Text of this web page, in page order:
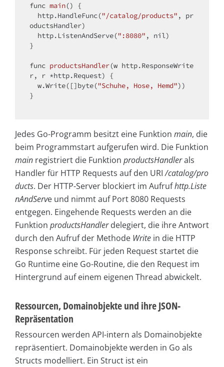
func main()
{
  http.HandleFunc(
"/catalog/products" , pr
oductsHandler)
  http.ListenAndServe(
":8080" , nil)
}
func productsHandler(w http.ResponseWrite
r, r *http.Request)
{
  w.Write([]
byte("Schuhe, Hose, Hemd"))
}
Jedes Go-Programm besitzt eine Funktion main, die
beim Programmstart aufgerufen wird. Die Funktion
main registriert die Funktion productsHandlerals
Handler für HTTP Requests auf den URI/catalog/pro
ducts. Der HTTP-Server blockiert im Aufrufhttp.Liste
nAndServe und nimmt auf Port 8080 Requests
entgegen. Eingehende Requests werden an die
Funktion productsHandlerdelegiert, die ihre Antwort
durch den Aufruf der Methode Write in die HTTP
Response schreibt. Für jeden Request startet die
Go Runtime eine Go-Routine, die den Request im
Hintergrund auf einem eigenen Thread abwickelt.
Ressourcen, Domainobjekte und ihre JSON-
Repräsentation
Ressourcen werden API-intern als Domainobjekte
repräsentiert. Domainobjekte werden in Go als
Structs modelliert. Ein Struct ist ein